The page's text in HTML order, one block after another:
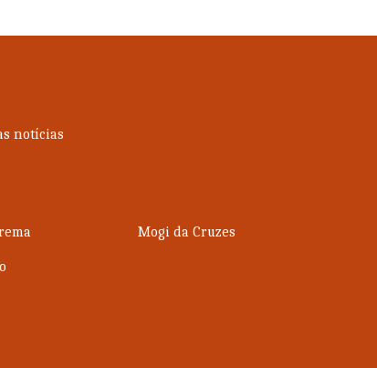
notícias
Mogi da Cruzes